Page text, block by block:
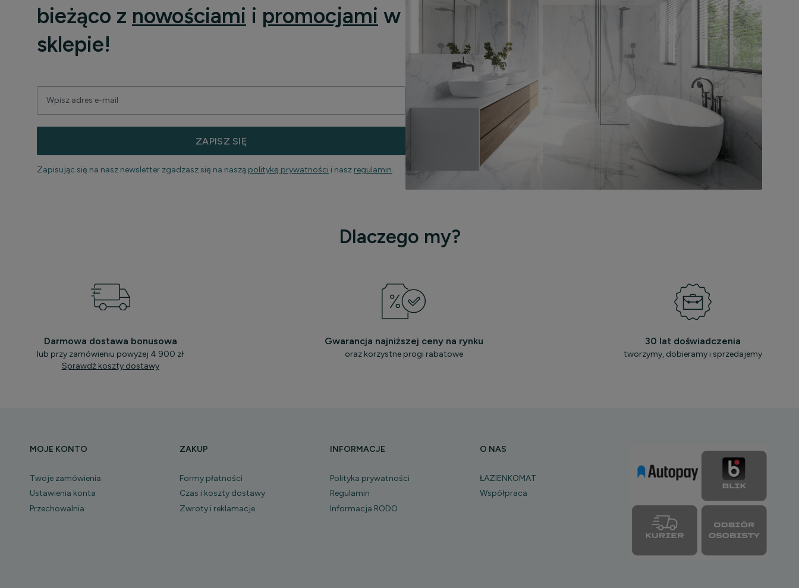
bieżąco z nowościami i promocjami w
sklepie!
ZAPISZ SIĘ
Zapisując się na nasz newsletter zgadzasz się na naszą politykę prywatności i nasz regulamin.
Dlaczego my?
Darmowa dostawa bonusowa
lub przy zamówieniu powyżej 4 900 zł
Sprawdź koszty dostawy
Gwarancja najniższej ceny na rynku
oraz korzystne progi rabatowe
30 lat doświadczenia
tworzymy, dobieramy i sprzedajemy
MOJE KONTO
Twoje zamówienia
Ustawienia konta
Przechowalnia
ZAKUP
Formy płatności
Czas i koszty dostawy
Zwroty i reklamacje
INFORMACJE
Polityka prywatności
Regulamin
Informacja RODO
O NAS
ŁAZIENKOMAT
Współpraca